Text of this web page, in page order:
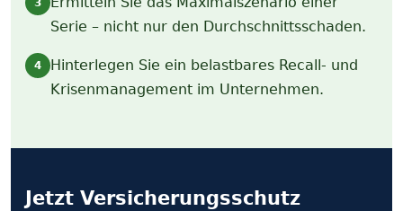
Serie – nicht nur den Durchschnittsschaden.
4
Hinterlegen Sie ein belastbares Recall- und
Krisenmanagement im Unternehmen.
Jetzt Versicherungs­schutz